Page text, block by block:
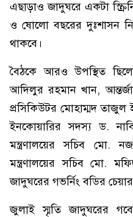
এছাড়াও জাদুঘরে একটা
ও ষোলো বছরের দুঃশাসন
থাকবে।
বৈঠকে আরও উপস্থিত
আদিলুর রহমান খান,
প্রসিকিউটর মোহাম্মদ
ইনকোয়ারির সদস্য ড.
মন্ত্রণালয়ের সচিব মো.
মন্ত্রণালয়ের সচিব মো.
জাদুঘরের গভর্নিং বডির
জুলাই স্মৃতি জাদুঘরের